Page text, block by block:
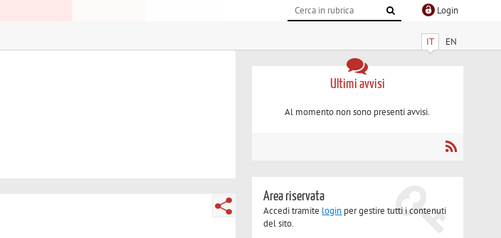
Login
IT EN
Ultimi avvisi
Al momento non sono presenti avvisi.
Area riservata
Accedi tramite login per gestire tutti i contenuti
del sito.